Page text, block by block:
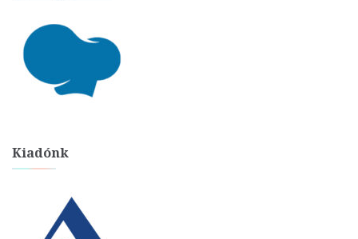
Kiadónk